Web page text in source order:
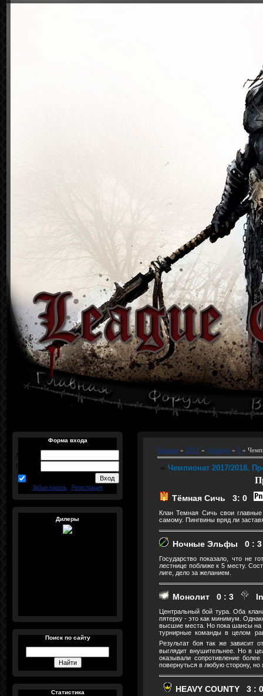
Форма входа
Логин:
Пароль:
Забыл пароль Регистрация
Дилеры
Поиск по сайту
Статистика
Главная » 2017 » Декабрь » 5 »
Чемпионат 2017/2018.
Тёмная Сичь 3: 0
Клан Темная Сичь свои
самому. Пингвины вряд ли
Ночные Эльфы 0 :
Государство показало, что не
лестнице поближе к 5 месту.
лиге, дело за желанием.
Монолит 0 : 3
Центральный бой тура. Оба
пятерку - это как минимум.
высшие места. Но пока шансы на
турнирные команды в целом
Результат боя так же зависит
выглядит внушительнее. Но в
оказывали сопротивление
повернуться в любую сторону,
HEAVY COUNTY 3 :